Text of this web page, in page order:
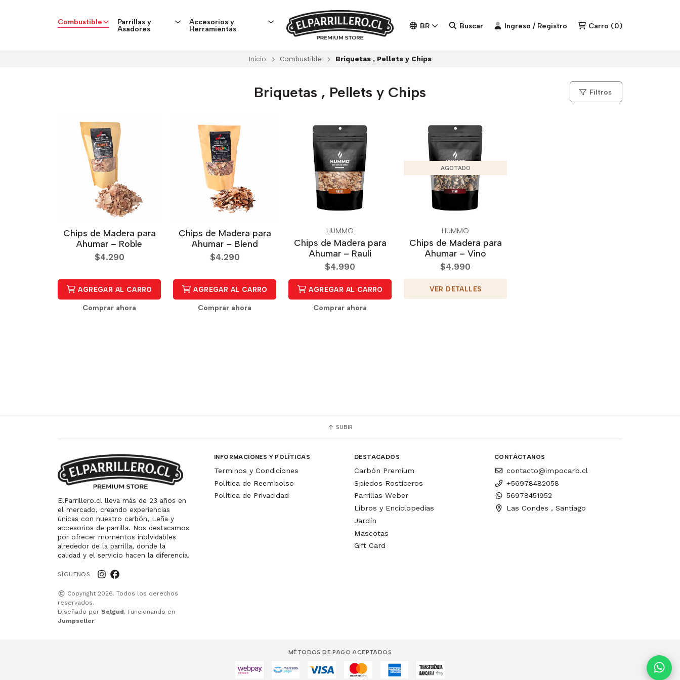
Combustible Parrillas y
Asadores
Accesorios y
Herramientas BR Buscar Ingreso / Registro Carro (0)
Início Combustible Briquetas , Pellets y Chips
Briquetas , Pellets y Chips Filtros
Chips de Madera para
Ahumar – Roble
$4.290
AGREGAR AL CARRO
Comprar ahora
Chips de Madera para
Ahumar – Blend
$4.290
AGREGAR AL CARRO
Comprar ahora
HUMMO
Chips de Madera para
Ahumar – Rauli
$4.990
AGREGAR AL CARRO
Comprar ahora
AGOTADO
HUMMO
Chips de Madera para
Ahumar – Vino
$4.990
VER DETALLES
SUBIR
ElParrillero.cl lleva más de 23 años en
el mercado, creando experiencias
únicas con nuestro carbón, Leña y
accesorios de parrilla. Nos destacamos
por ofrecer momentos inolvidables
alrededor de la parrilla, donde la
calidad y el servicio hacen la diferencia.
SÍGUENOS
Copyright 2026. Todos los derechos
reservados.
Diseñado por Selgud. Funcionando en
Jumpseller.
INFORMACIONES Y POLÍTICAS
Terminos y Condiciones
Política de Reembolso
Política de Privacidad
DESTACADOS
Carbón Premium
Spiedos Rosticeros
Parrillas Weber
Libros y Enciclopedias
Jardín
Mascotas
Gift Card
CONTÁCTANOS
contacto@impocarb.cl
+56978482058
56978451952
Las Condes , Santiago
MÉTODOS DE PAGO ACEPTADOS